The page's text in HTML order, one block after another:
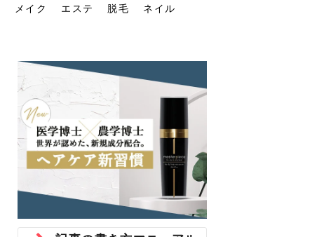
花粉で髪がパサパサするの
はなぜ？原因と落とし方・
防ぎ方を紹介
肌に合う髪色、どう見つけ
る？「イエベ」「ブルベ」
40代のパーマがダレる原因
とは？自宅でできる復活術
前髪を薄くするための美容
院の頼み方とは？失敗しな
ヘッドスパで頭皮をケアし
よう！ヘッドスパの効果と
おすすめの人
ストレスで髪の毛はどう変
わる？抜け毛・パサつきの
40代の髪を悩みに最適！韓
国発「ダリーフ」でヘアセ
メイク
「おしゃれ」と「身だしな
み」は違う。相手に信頼感
エステ
エステの勧誘が怖い人へ。
断ることは悪くない。自分
脱毛
「今さら」なんて言わせな
い。40代のVIO・顔脱毛、
ネイル
オフィスネイルでも「キラ
キラ」はOK？派手に見えな
ジュベルック スキンの効果
とは？毛穴・ニキビ跡への
変化...
本気の痩身と体質改善に。
アーユルヴェーダに基づく
「イン...